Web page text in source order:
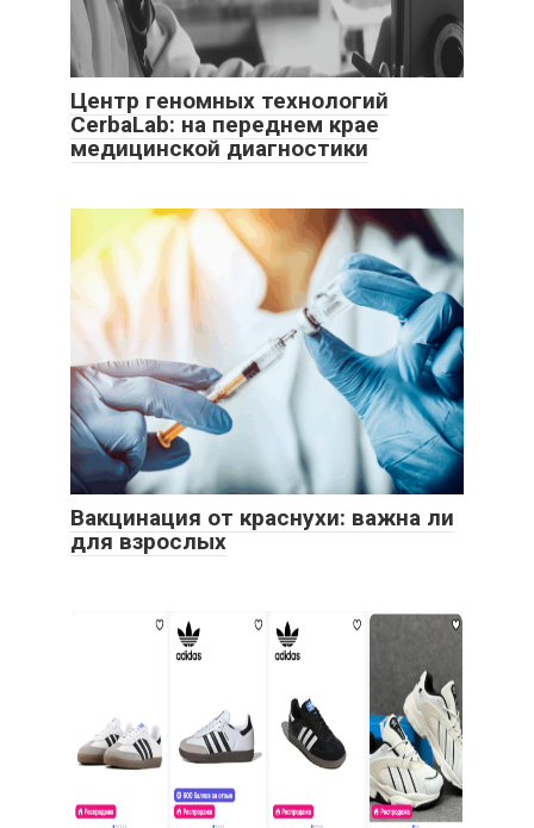
Центр геномных технологий
CerbaLab: на переднем крае
медицинской диагностики
Вакцинация от краснухи: важна ли
для взрослых